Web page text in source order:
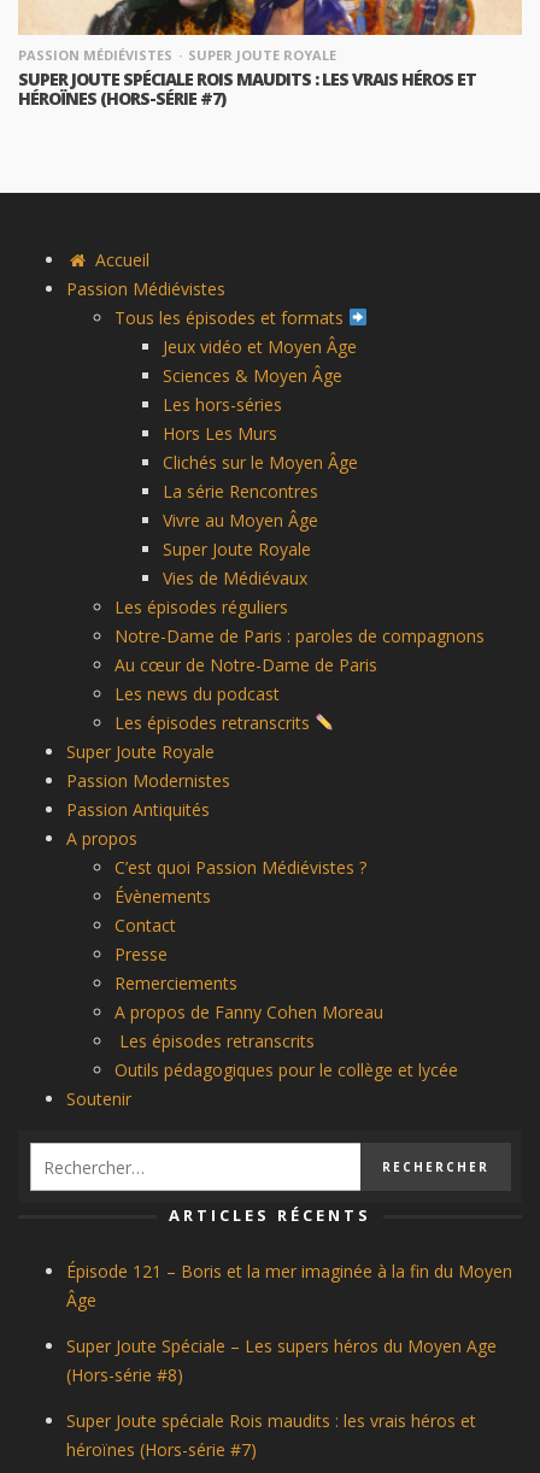
PASSION MÉDIÉVISTES SUPER JOUTE ROYALE
SUPER JOUTE SPÉCIALE ROIS MAUDITS : LES VRAIS HÉROS ET
HÉROÏNES (HORS-SÉRIE #7)
Accueil
Passion Médiévistes
Tous les épisodes et formats
Jeux vidéo et Moyen Âge
Sciences & Moyen Âge
Les hors-séries
Hors Les Murs
Clichés sur le Moyen Âge
La série Rencontres
Vivre au Moyen Âge
Super Joute Royale
Vies de Médiévaux
Les épisodes réguliers
Notre-Dame de Paris : paroles de compagnons
Au cœur de Notre-Dame de Paris
Les news du podcast
Les épisodes retranscrits
Super Joute Royale
Passion Modernistes
Passion Antiquités
A propos
C’est quoi Passion Médiévistes ?
Évènements
Contact
Presse
Remerciements
A propos de Fanny Cohen Moreau
Les épisodes retranscrits
Outils pédagogiques pour le collège et lycée
Soutenir
ARTICLES RÉCENTS
Épisode 121 – Boris et la mer imaginée à la fin du Moyen
Âge
Super Joute Spéciale – Les supers héros du Moyen Age
(Hors-série #8)
Super Joute spéciale Rois maudits : les vrais héros et
héroïnes (Hors-série #7)